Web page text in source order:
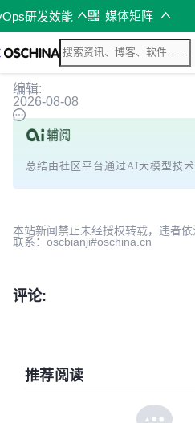
研发效能 媒体矩阵
编辑:
2026-08-08
总结由社区平台通过AI大模型技
本站新闻禁止未经授权转载，违者
联系：oscbianji#oschina.cn
评论:
推荐阅读